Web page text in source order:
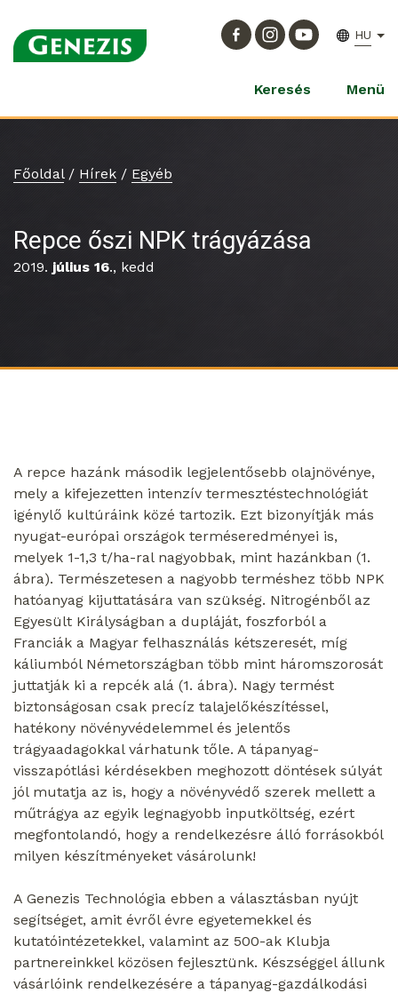
HU
Keresés Menü
Főoldal/ Hírek / Egyéb
Repce őszi NPK trágyázása
2019. július 16., kedd
A repce hazánk második legjelentősebb olajnövénye,
mely a kifejezetten intenzív termesztéstechnológiát
igénylő kultúráink közé tartozik. Ezt bizonyítják más
nyugat-európai országok terméseredményei is,
melyek 1-1,3 t/ha-ral nagyobbak, mint hazánkban (1.
ábra). Természetesen a nagyobb terméshez több NPK
hatóanyag kijuttatására van szükség. Nitrogénből az
Egyesült Királyságban a dupláját, foszforból a
Franciák a Magyar felhasználás kétszeresét, míg
káliumból Németországban több mint háromszorosát
juttatják ki a repcék alá (1. ábra). Nagy termést
biztonságosan csak precíz talajelőkészítéssel,
hatékony növényvédelemmel és jelentős
trágyaadagokkal várhatunk tőle. A tápanyag-
visszapótlási kérdésekben meghozott döntések súlyát
jól mutatja az is, hogy a növényvédő szerek mellett a
műtrágya az egyik legnagyobb inputköltség, ezért
megfontolandó, hogy a rendelkezésre álló forrásokból
milyen készítményeket vásárolunk!
A Genezis Technológia ebben a választásban nyújt
segítséget, amit évről évre egyetemekkel és
kutatóintézetekkel, valamint az 500-ak Klubja
partnereinkkel közösen fejlesztünk. Készséggel állunk
vásárlóink rendelkezésére a tápanyag-gazdálkodási